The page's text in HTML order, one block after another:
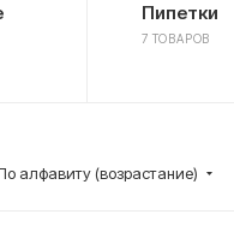
Пипетки
7 ТОВАРОВ
алфавиту (возрастание)